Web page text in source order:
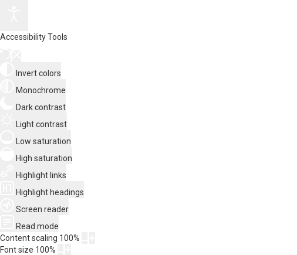
Accessibility Tools
Invert colors
Monochrome
Dark contrast
Light contrast
Low saturation
High saturation
Highlight links
Highlight headings
Screen reader
Read mode
Content scaling 100%
Font size 100%